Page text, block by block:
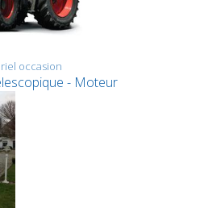
occasion
- Moteur